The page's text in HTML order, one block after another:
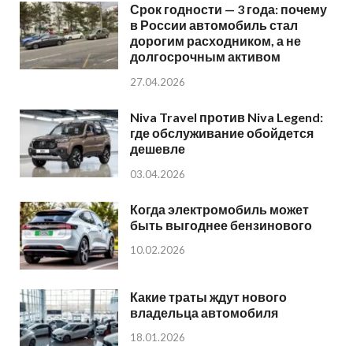
Срок годности — 3 года: почему
в России автомобиль стал
дорогим расходником, а не
долгосрочным активом
27.04.2026
Niva Travel против Niva Legend:
где обслуживание обойдется
дешевле
03.04.2026
Когда электромобиль может
быть выгоднее бензинового
10.02.2026
Какие траты ждут нового
владельца автомобиля
18.01.2026